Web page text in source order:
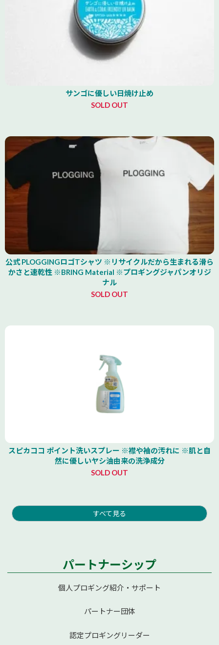
サンゴに優しい日焼け止め
SOLD OUT
公式 PLOGGINGロゴTシャツ ※リサイクルだから生まれる滑ら
かさと速乾性 ※BRING Material ※プロギングジャパンオリジ
ナル
SOLD OUT
スピカココ ポイント洗いスプレー ※襟や袖の汚れに ※肌と自
然に優しいヤシ油由来の洗浄成分
SOLD OUT
すべて見る
パートナーシップ
個人プロギング紹介・サポート
パートナー団体
認定プロギングリーダー